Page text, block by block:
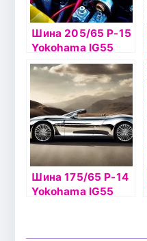
Шина 205/65 Р-15
Yokohama IG55
99Т б/к шип
Шина 175/65 Р-14
Yokohama IG55